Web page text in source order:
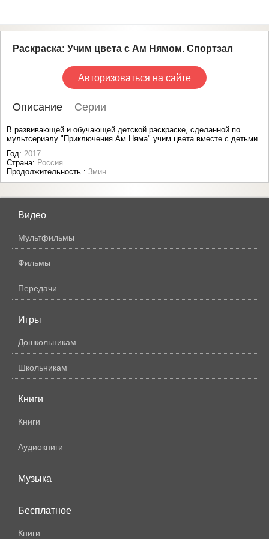
Раскраска: Учим цвета c Ам Нямом. Спортзал
Авторизоваться на сайте
Описание Серии
В развивающей и обучающей детской раскраске, сделанной по
мультсериалу "Приключения Ам Няма" учим цвета вместе с детьми.
Год: 2017
Страна: Россия
Продолжительность : 3мин.
Видео
Мультфильмы
Фильмы
Передачи
Игры
Дошкольникам
Школьникам
Книги
Книги
Аудиокниги
Музыка
Бесплатное
Книги